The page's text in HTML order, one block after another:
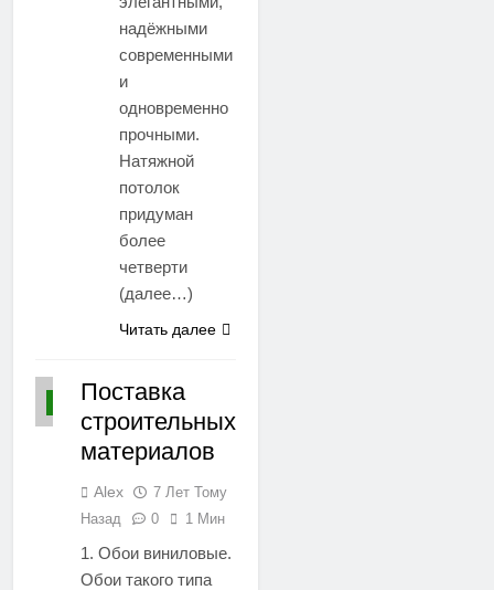
надёжными
современными
и
одновременно
прочными.
Натяжной
потолок
придуман
более
четверти
(далее…)
Читать далее
СТАТЬИПоставка
строительных
материалов
Alex
7 Лет Тому
Назад
0 1 Мин
1. Обои виниловые.
Обои такого типа